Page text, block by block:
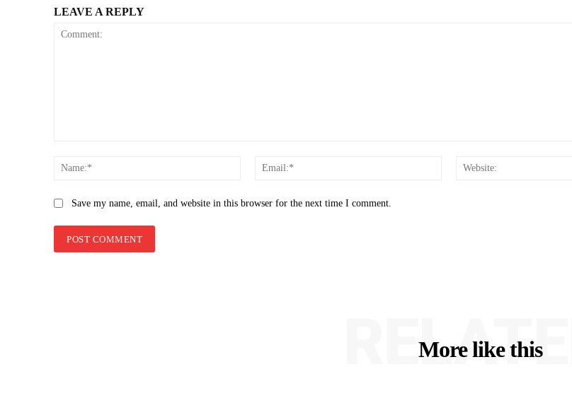
LEAVE A REPLY
Name:*
Email:*
Save my name, email, and website in this browser for the next time I comment.
More like this
RELATED